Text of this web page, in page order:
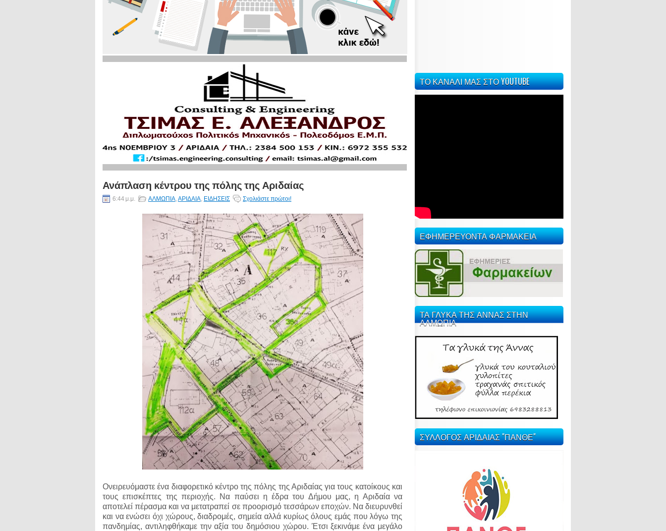
Ανάπλαση κέντρου της πόλης της Αριδαίας
6:44 μ.μ. ΑΛΜΩΠΙΑ,ΑΡΙΔΑΙΑ, ΕΙΔΗΣΕΙΣ Σχολιάστε πρώτοι!
Ονειρευόμαστε ένα διαφορετικό κέντρο της πόλης της Αριδαίας για τους κατοίκους και
τους επισκέπτες της περιοχής. Να παύσει η έδρα του Δήμου μας, η Αριδαία να
αποτελεί πέρασμα και να μετατραπεί σε προορισμό τεσσάρων εποχών. Να διευρυνθεί
και να ενώσει όχι χώρους, διαδρομές, σημεία αλλά κυρίως όλους εμάς που λόγω της
πανδημίας, αντιληφθήκαμε την αξία του δημόσιου χώρου. Έτσι ξεκινάμε ένα μεγάλο
ΤΟ ΚΑΝΑΛΙ ΜΑΣ ΣΤΟ YOUTUBE
ΕΦΗΜΕΡΕΥΟΝΤΑ ΦΑΡΜΑΚΕΙΑ
ΤΑ ΓΛΥΚΑ ΤΗΣ ΑΝΝΑΣ ΣΤΗΝ
ΑΛΜΩΠΙΑ
ΣΥΛΛΟΓΟΣ ΑΡΙΔΑΙΑΣ "ΠΑΝΘΕ"